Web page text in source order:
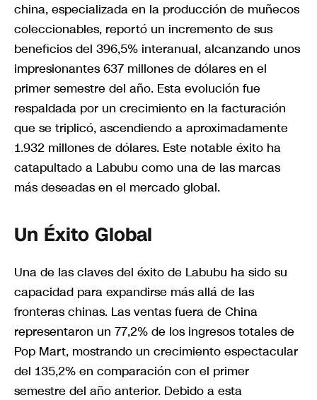
china, especializada en la producción de muñecos
coleccionables, reportó un incremento de sus
beneficios del 396,5% interanual, alcanzando unos
impresionantes 637 millones de dólares en el
primer semestre del año. Esta evolución fue
respaldada por un crecimiento en la facturación
que se triplicó, ascendiendo a aproximadamente
1.932 millones de dólares. Este notable éxito ha
catapultado a Labubu como una de las marcas
más deseadas en el mercado global.
Un Éxito Global
Una de las claves del éxito de Labubu ha sido su
capacidad para expandirse más allá de las
fronteras chinas. Las ventas fuera de China
representaron un 77,2% de los ingresos totales de
Pop Mart, mostrando un crecimiento espectacular
del 135,2% en comparación con el primer
semestre del año anterior. Debido a esta